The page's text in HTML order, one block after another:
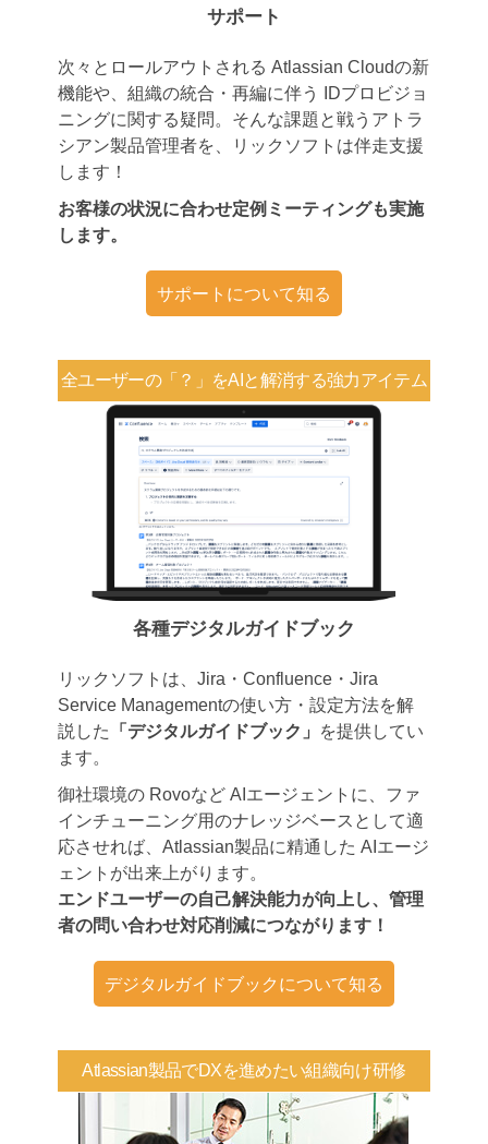
サポート
次々とロールアウトされる Atlassian Cloudの新
機能や、組織の統合・再編に伴う IDプロビジョ
ニングに関する疑問。そんな課題と戦うアトラ
シアン製品管理者を、リックソフトは伴走支援
します！
お客様の状況に合わせ定例ミーティングも実施
します。
サポートについて知る
全ユーザーの「？」をAIと解消する強力アイテム
各種デジタルガイドブック
リックソフトは、Jira・Confluence・Jira
Service Managementの使い方・設定方法を解
説した
「デジタルガイドブック」 を提供してい
ます。
御社環境の Rovoなど AIエージェントに、ファ
インチューニング用のナレッジベースとして適
応させれば、Atlassian製品に精通した AIエージ
ェントが出来上がります。
エンドユーザーの自己解決能力が向上し、管理
者の問い合わせ対応削減につながります！
デジタルガイドブックについて知る
Atlassian製品でDXを進めたい組織向け研修